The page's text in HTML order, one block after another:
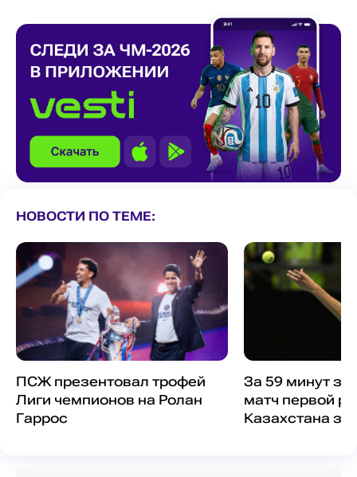
НОВОСТИ ПО ТЕМЕ:
ПСЖ презентовал трофей
Лиги чемпионов на Ролан
Гаррос
За 59 минут
матч первой
Казахстана за